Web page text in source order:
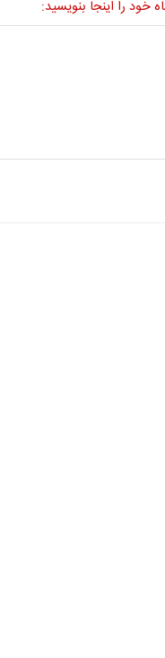
خود را اینجا بنویسید: